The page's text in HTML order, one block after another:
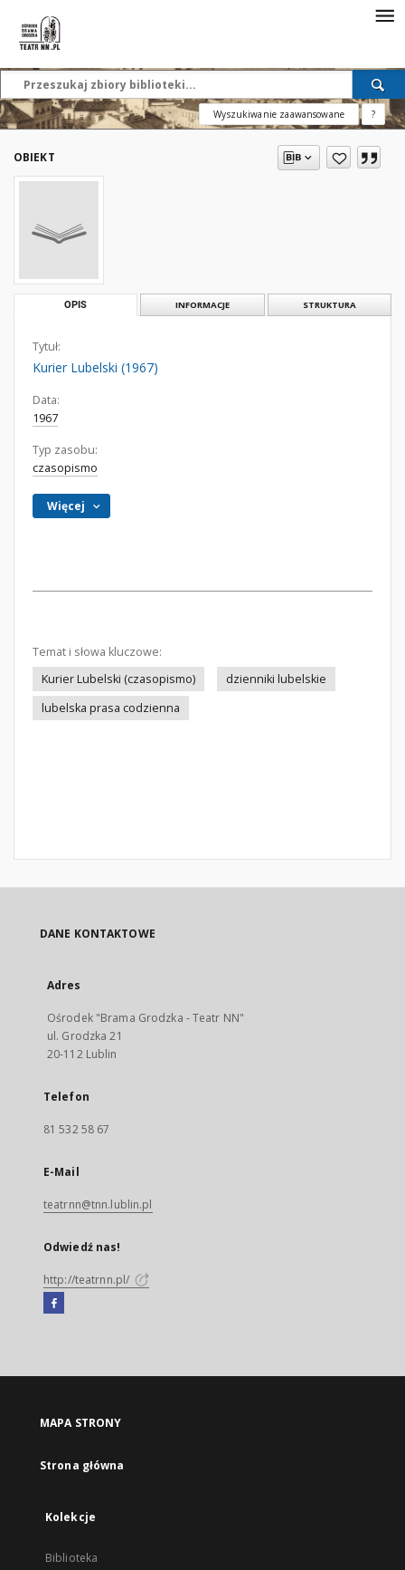
Wyszukiwanie zaawansowane ?
OBIEKT
OPIS INFORMACJE STRUKTURA
Tytuł:
Kurier Lubelski (1967)
Data:
1967
Typ zasobu:
czasopismo
Więcej
Temat i słowa kluczowe:
Kurier Lubelski (czasopismo)
dzienniki lubelskie
lubelska prasa codzienna
DANE KONTAKTOWE
Adres
Ośrodek "Brama Grodzka - Teatr NN"
ul. Grodzka 21
20-112 Lublin
Telefon
81 532 58 67
E-Mail
teatrnn@tnn.lublin.pl
Odwiedź nas!
http://teatrnn.pl/
Facebook
się
karcie
MAPA STRONY
Strona główna
Kolekcje
Biblioteka